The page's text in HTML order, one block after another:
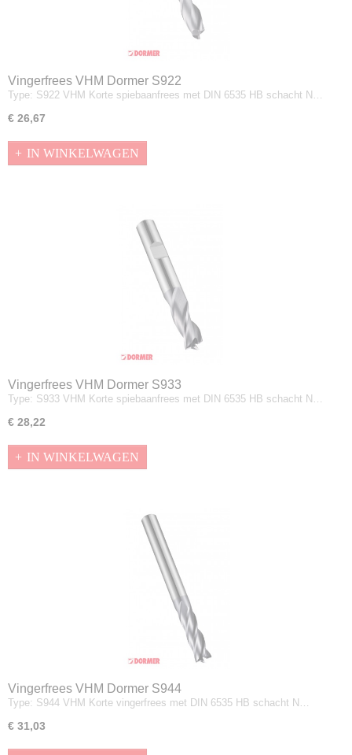
Vingerfrees VHM Dormer S922
Type: S922 VHM Korte spiebaanfrees met DIN 6535 HB schacht N…
€ 26,67
IN WINKELWAGEN
Vingerfrees VHM Dormer S933
Type: S933 VHM Korte spiebaanfrees met DIN 6535 HB schacht N…
€ 28,22
IN WINKELWAGEN
Vingerfrees VHM Dormer S944
Type: S944 VHM Korte vingerfrees met DIN 6535 HB schacht N…
€ 31,03